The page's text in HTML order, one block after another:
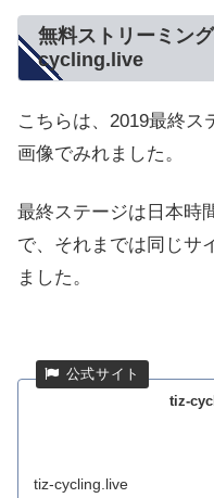
無料ストリーミン
cycling.live
こちらは、2019最終ス
画像でみれました。
最終ステージは日本時
で、それまでは同じサ
ました。
tiz-
tiz-cycling.live